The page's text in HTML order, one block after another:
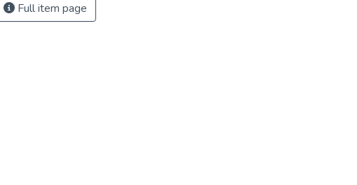
Full item page